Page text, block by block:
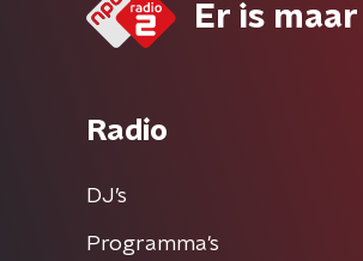
Er is
Radio
DJ’s
Programma's